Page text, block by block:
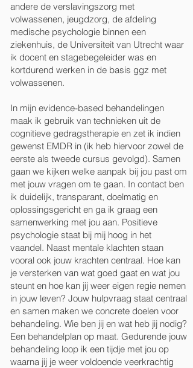
andere de verslavingszorg met
volwassenen, jeugdzorg, de afdeling
medische psychologie binnen een
ziekenhuis, de Universiteit van Utrecht waar
ik docent en stagebegeleider was en
kortdurend werken in de basis ggz met
volwassenen.
In mijn evidence-based behandelingen
maak ik gebruik van technieken uit de
cognitieve gedragstherapie en zet ik indien
gewenst EMDR in (ik heb hiervoor zowel de
eerste als tweede cursus gevolgd). Samen
gaan we kijken welke aanpak bij jou past om
met jouw vragen om te gaan. In contact ben
ik duidelijk, transparant, doelmatig en
oplossingsgericht en ga ik graag een
samenwerking met jou aan. Positieve
psychologie staat bij mij hoog in het
vaandel. Naast mentale klachten staan
vooral ook jouw krachten centraal. Hoe kan
je versterken van wat goed gaat en wat jou
steunt en hoe kan jij weer eigen regie nemen
in jouw leven? Jouw hulpvraag staat centraal
en samen maken we concrete doelen voor
behandeling. Wie ben jij en wat heb jij nodig?
Een behandelplan op maat. Gedurende jouw
behandeling loop ik een tijdje met jou op
waarna jij je weer voldoende veerkrachtig